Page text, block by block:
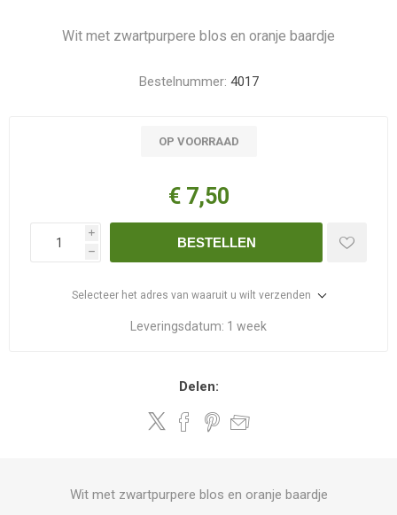
Wit met zwartpurpere blos en oranje baardje
Bestelnummer: 4017
OP VOORRAAD
€ 7,50
i
h
BESTELLEN
Selecteer het adres van waaruit u wilt verzenden
Leveringsdatum: 1 week
Delen:
Wit met zwartpurpere blos en oranje baardje